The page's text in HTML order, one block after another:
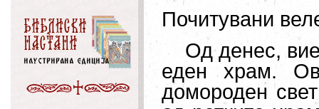
Почитувани
Од денес, вие
еден храм.
домороден